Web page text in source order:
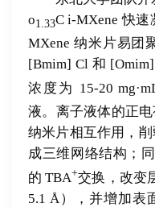
o1.33C i-MXene 快
MXene 纳米片易团
[Bmim] Cl 和
浓度为 15-20
液。离子液体的正
纳米片相互作用，
成三维网络结构；
的 TBA+交换，改变
5.1 Å），并增加表